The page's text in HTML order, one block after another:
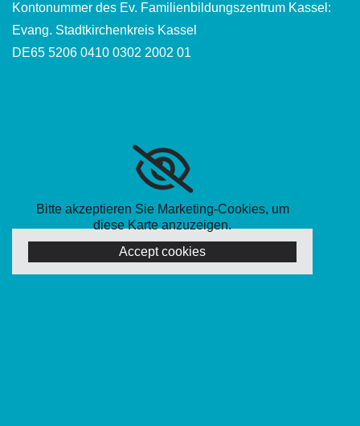
Kontonummer des Ev. Familienbildungszentrum Kassel:
Evang. Stadtkirchenkreis Kassel
DE65 5206 0410 0302 2002 01
Bitte akzeptieren Sie Marketing-Cookies, um
diese Karte anzuzeigen.
Accept cookies